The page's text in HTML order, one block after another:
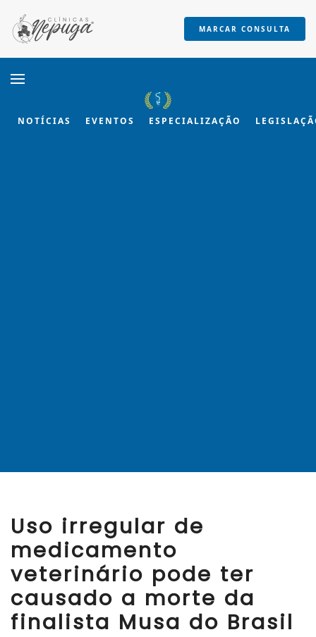
Skip to main content
MARCAR CONSULTA
NOTÍCIAS EVENTOS ESPECIALIZAÇÃO
Uso irregular de
medicamento
veterinário pode ter
causado a morte da
finalista Musa do Brasil